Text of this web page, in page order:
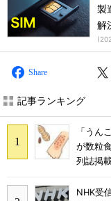
製
解
(
Share
記事ランキング
「うん
が数粒
列誌掲
NHK受